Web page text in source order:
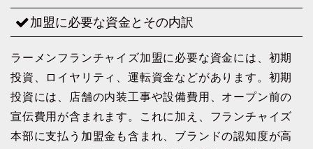
加盟に必要な資金とその内訳
ラーメンフランチャイズ加盟に必要な資金には、初期
投資、ロイヤリティ、運転資金などがあります。初期
投資には、店舗の内装工事や設備費用、オープン前の
宣伝費用が含まれます。これに加え、フランチャイズ
本部に支払う加盟金も含まれ、ブランドの認知度が高